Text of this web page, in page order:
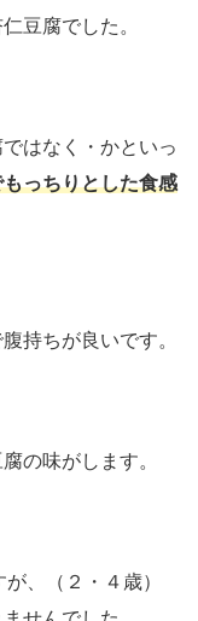
豆腐でした。
はなく・かといっ
っちりとした食感
持ちが良いです。
の味がします。
、（２・４歳）